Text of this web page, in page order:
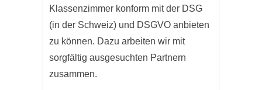
Klassenzimmer konform mit der DSG
(in der Schweiz) und DSGVO anbieten
zu können. Dazu arbeiten wir mit
sorgfältig ausgesuchten Partnern
zusammen.